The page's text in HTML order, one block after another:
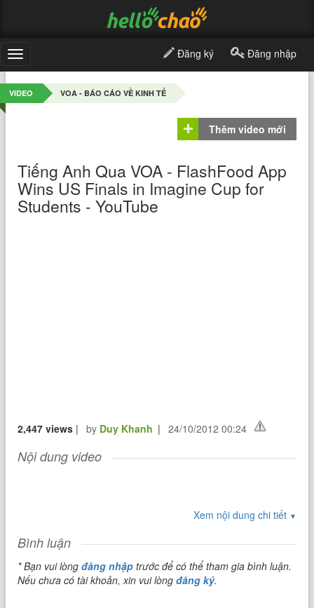
Toggle
navigation
Đăng ký Đăng nhập
VIDEO VOA - BÁO CÁO VỀ KINH TẾ
Thêm video mới
Tiếng Anh Qua VOA - FlashFood App
Wins US Finals in Imagine Cup for
Students - YouTube
2,447 views | by Duy Khanh | 24/10/2012 00:24
Nội dung video
Xem nội dung chi tiết ▼
Bình luận
* Bạn vui lòngđăng nhập trước để có thể tham gia bình luận.
Nếu chưa có tài khoản, xin vui lòngđăng ký.